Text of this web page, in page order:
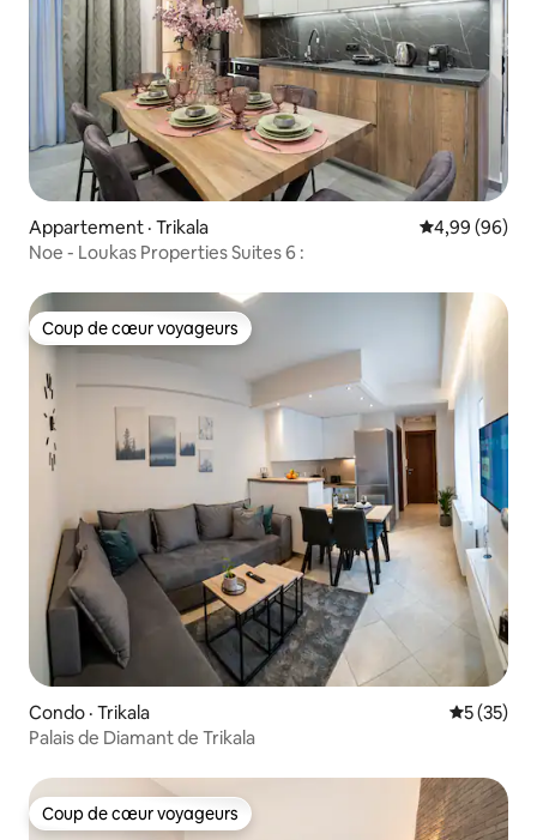
Appartement · Trikala Note
4,99 (96)
Noe - Loukas Properties Suites 6 :
Coup de cœur voyageurs
Coup de cœur voyageurs
Condo · Trikala Note
5 (35)
Palais de Diamant de Trikala
Coup de cœur voyageurs
Coup de cœur voyageurs